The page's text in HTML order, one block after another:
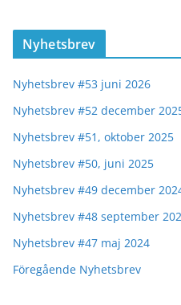
Nyhetsbrev
Nyhetsbrev #53 juni 2026
Nyhetsbrev #52 december
Nyhetsbrev #51, oktober 2025
Nyhetsbrev #50, juni 2025
Nyhetsbrev #49 december
Nyhetsbrev #48 september
Nyhetsbrev #47 maj 2024
Föregående Nyhetsbrev